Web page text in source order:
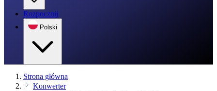
Rozpocznij
Polski
Strona główna
Konwerter